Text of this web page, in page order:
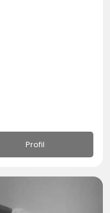
Profil